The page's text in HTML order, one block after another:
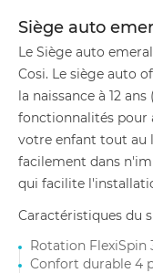
Siège auto
Le Siège auto
Cosi. Le siège auto
la naissance à 12
fonctionnalités pour
votre enfant tout au
facilement dans
qui facilite
Caractéristiques du
Rotation FlexiSpin
Confort durable 4